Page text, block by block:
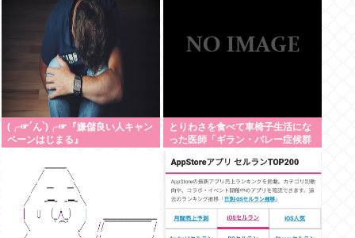
(╭☞´ん`)╭☞『嫌儲良い人キャン
ペーンはじまる』
とりわさを食べて車椅子生活にな
った医師「ギラン・バレー症候群
良かったと思った」